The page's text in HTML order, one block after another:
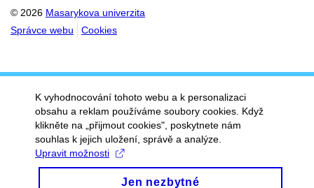
© 2026 Masarykova univerzita
Správce webu
Cookies
K vyhodnocování tohoto webu a k personalizaci
obsahu a reklam používáme soubory cookies. Když
klikněte na „přijmout cookies", poskytnete nám
souhlas k jejich uložení, správě a analýze.
Upravit možnosti
Jen nezbytné